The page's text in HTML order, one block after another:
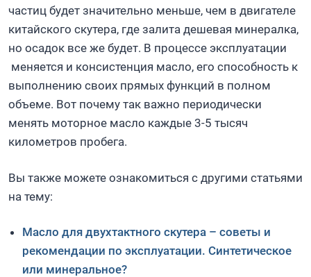
частиц будет значительно меньше, чем в двигателе
китайского скутера, где залита дешевая минералка,
но осадок все же будет. В процессе эксплуатации
меняется и консистенция масло, его способность к
выполнению своих прямых функций в полном
объеме. Вот почему так важно периодически
менять моторное масло каждые 3-5 тысяч
километров пробега.
Вы также можете ознакомиться с другими статьями
на тему:
Масло для двухтактного скутера – советы и
рекомендации по эксплуатации. Синтетическое
или минеральное?